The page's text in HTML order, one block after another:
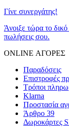
Γίνε συνεργάτης!
Άνοιξε τώρα το
πωλήσεις σου.
ONLINE ΑΓΟΡΕΣ
Παραδόσεις
Επιστροφές
Τρόποι
Klarna
Προστασία
Άρθρο 39
Δωροκάρτες